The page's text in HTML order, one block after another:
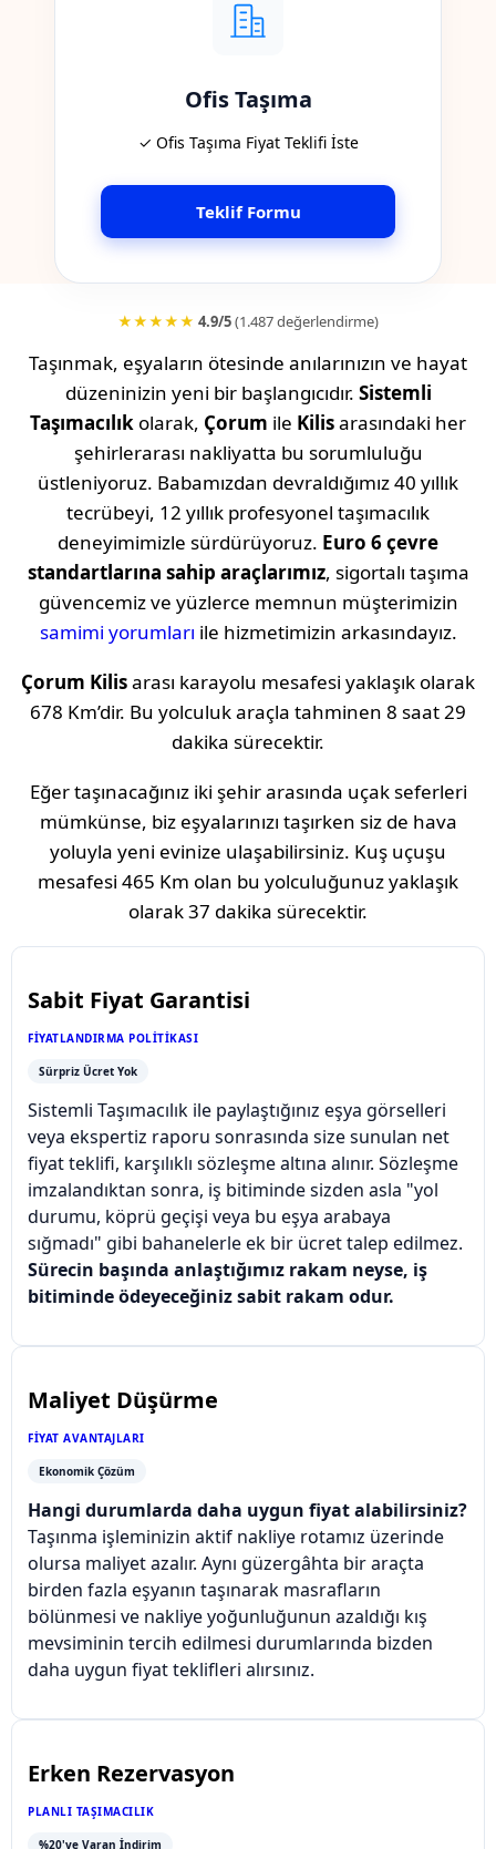
Ofis Taşıma
✓ Ofis Taşıma Fiyat Teklifi İste
Teklif Formu
★★★★★ 4.9/5(1.487 değerlendirme)
Taşınmak, eşyaların ötesinde anılarınızın ve hayat
düzeninizin yeni bir başlangıcıdır. Sistemli
Taşımacılık olarak, Çorum ile Kilisarasındaki her
şehirlerarası nakliyatta bu sorumluluğu
üstleniyoruz. Babamızdan devraldığımız 40 yıllık
tecrübeyi, 12 yıllık profesyonel taşımacılık
deneyimimizle sürdürüyoruz. Euro 6 çevre
standartlarına sahip araçlarımız, sigortalı taşıma
güvencemiz ve yüzlerce memnun müşterimizin
samimi yorumları ile hizmetimizin arkasındayız.
Çorum Kilisarası karayolu mesafesi yaklaşık olarak
678 Km’dir. Bu yolculuk araçla tahminen 8 saat 29
dakika sürecektir.
Eğer taşınacağınız iki şehir arasında uçak seferleri
mümkünse, biz eşyalarınızı taşırken siz de hava
yoluyla yeni evinize ulaşabilirsiniz. Kuş uçuşu
mesafesi 465 Km olan bu yolculuğunuz yaklaşık
olarak37 dakika sürecektir.
Sabit Fiyat Garantisi
FIYATLANDIRMA POLITIKASI
Sürpriz Ücret Yok
Sistemli Taşımacılık ile paylaştığınız eşya görselleri
veya ekspertiz raporu sonrasında size sunulan net
fiyat teklifi, karşılıklı sözleşme altına alınır. Sözleşme
imzalandıktan sonra, iş bitiminde sizden asla "yol
durumu, köprü geçişi veya bu eşya arabaya
sığmadı" gibi bahanelerle ek bir ücret talep edilmez.
Sürecin başında anlaştığımız rakam neyse, iş
bitiminde ödeyeceğiniz sabit rakam odur.
Maliyet Düşürme
FIYAT AVANTAJLARI
Ekonomik Çözüm
Hangi durumlarda daha uygun fiyat alabilirsiniz?
Taşınma işleminizin aktif nakliye rotamız üzerinde
olursa maliyet azalır. Aynı güzergâhta bir araçta
birden fazla eşyanın taşınarak masrafların
bölünmesi ve nakliye yoğunluğunun azaldığı kış
mevsiminin tercih edilmesi durumlarında bizden
daha uygun fiyat teklifleri alırsınız.
Erken Rezervasyon
PLANLI TAŞIMACILIK
%20'ye Varan İndirim